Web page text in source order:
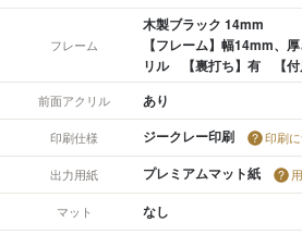
フレーム
木製ブラック 14mm
【フレーム】幅14mm、
リル 【裏打ち】有 【付
前面アクリル あり
印刷仕様 ジークレー印刷 印刷
出力用紙 プレミアムマット紙
マット なし